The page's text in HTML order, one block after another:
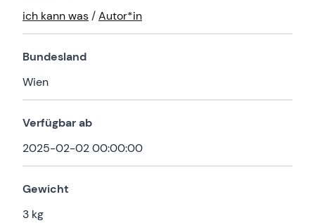
ich kann was/Autor*in
Bundesland
Wien
Verfügbar ab
2025-02-02 00:00:00
Gewicht
3 kg